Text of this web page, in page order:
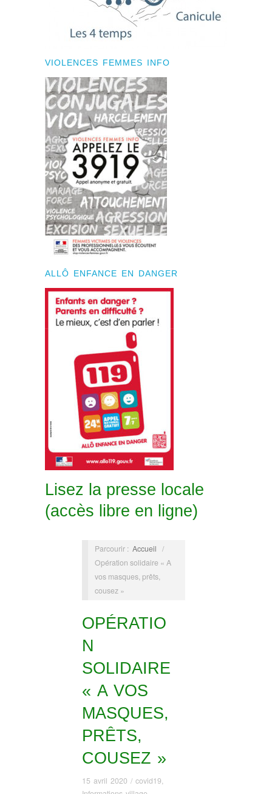
VIOLENCES FEMMES INFO
ALLÔ ENFANCE EN DANGER
Lisez la presse locale
(accès libre en ligne)
Parcourir : Accueil /
Opération solidaire « A
vos masques, prêts,
cousez »
OPÉRATIO
N
SOLIDAIRE
« A VOS
MASQUES,
PRÊTS,
COUSEZ »
15 avril 2020 / covid19,